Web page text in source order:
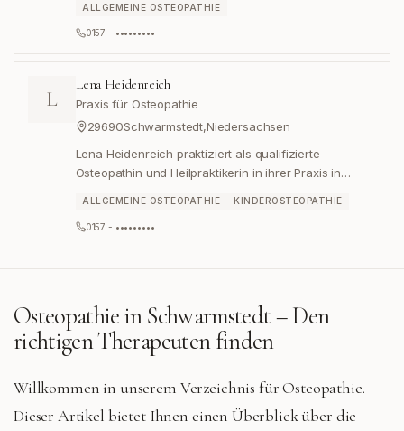
ALLGEMEINE OSTEOPATHIE
0157 - •••••••••
L
Lena Heidenreich
Praxis für Osteopathie
29690Schwarmstedt,Niedersachsen
Lena Heidenreich praktiziert als qualifizierte
Osteopathin und Heilpraktikerin in ihrer Praxis in
ALLGEMEINE OSTEOPATHIE KINDEROSTEOPATHIE
0157 - •••••••••
Osteopathie inSchwarmstedt– Den
richtigen Therapeuten finden
Willkommen in unserem Verzeichnis für Osteopathie.
Dieser Artikel bietet Ihnen einen Überblick über die